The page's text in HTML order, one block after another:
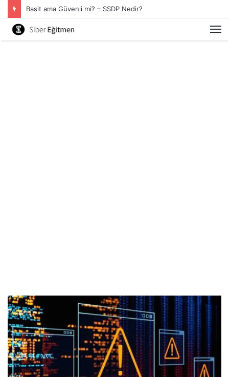
Basit ama Güvenli mi? – SSDP Nedir?